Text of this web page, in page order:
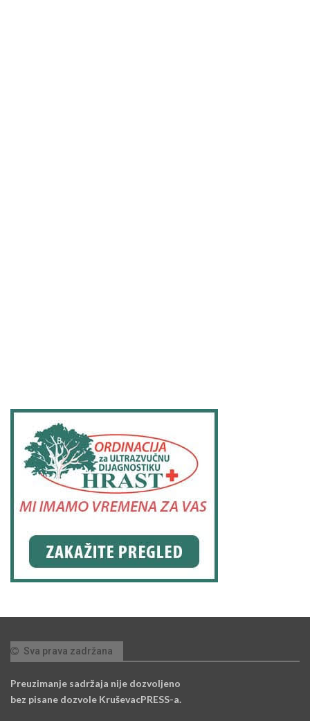
Sva prava zadržana
Preuzimanje sadržaja nije dozvoljeno
bez pisane dozvole KruševacPRESS-a.